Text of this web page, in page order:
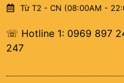
Từ T2 - CN (08:00AM -
☏ Hotline 1: 0969 897
247